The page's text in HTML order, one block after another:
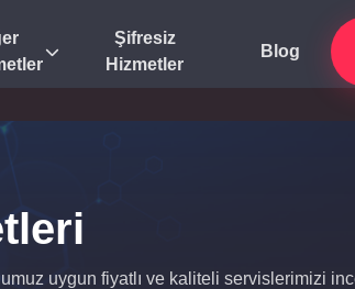
Şifresiz
Hizmetler
Blog
uygun fiyatlı ve kaliteli servislerimizi